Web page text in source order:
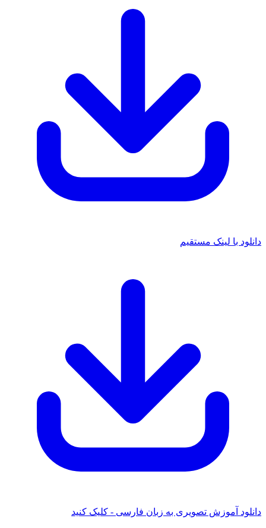
دانلود با لینک مستقیم
دانلود آموزش تصویری به زبان فارسی - کلیک کنید